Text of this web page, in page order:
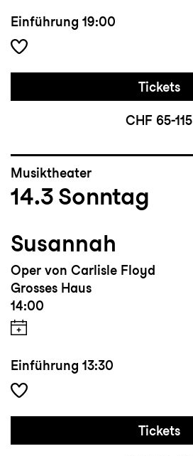
Einführung 19:00
Tickets
CHF 65-115
Musiktheater
14.3 Sonntag
Susannah
Oper von Carlisle Floyd
Grosses Haus
14:00
Einführung 13:30
Tickets